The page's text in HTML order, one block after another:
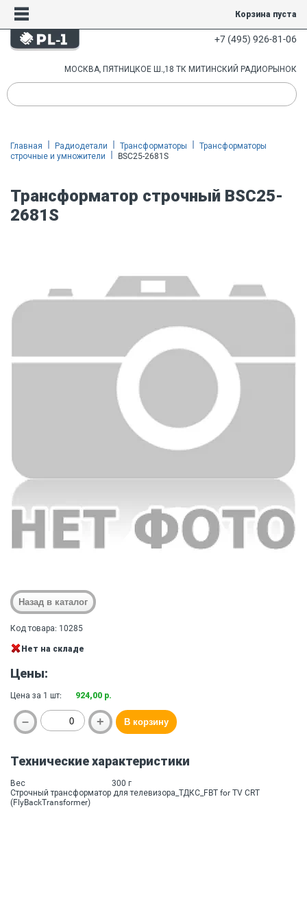
Корзина пуста
+7 (495) 926-81-06
МОСКВА, ПЯТНИЦКОЕ Ш.,18 ТК МИТИНСКИЙ РАДИОРЫНОК
Главная Радиодетали Трансформаторы
Трансформаторы
строчные и умножители
BSC25-2681S
Трансформатор строчный BSC25-
2681S
Код товара: 10285
Нет на складе
Цены:
Цена за 1 шт: 924,00 р.
Технические характеристики
Вес
300 г
Строчный трансформатор для телевизора_ТДКС_FBT for TV CRT
(FlyBackTransformer)